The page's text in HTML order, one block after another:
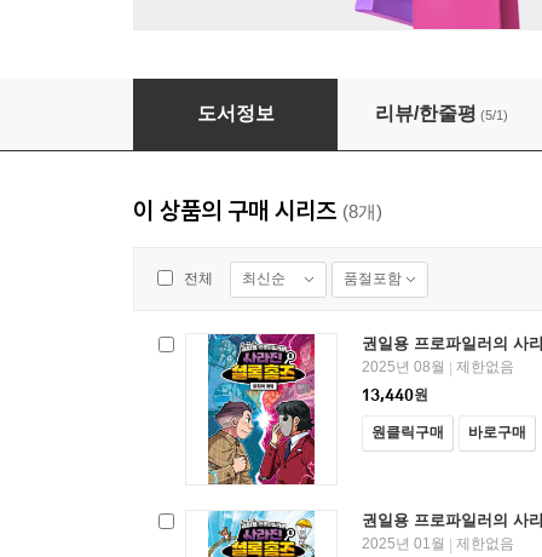
권일용 프로파일러의 사라진 셜록 홈즈 08
도서정보 리뷰/한줄평 (5/1)
이 상품의 구매 시리즈 (8개)
전체 최신순 품절포함
권일용 프로파일러의 사
2025년 08월 | 제한없음
13,440원
원클릭구매 바로구매
권일용 프로파일러의 사
2025년 01월 | 제한없음